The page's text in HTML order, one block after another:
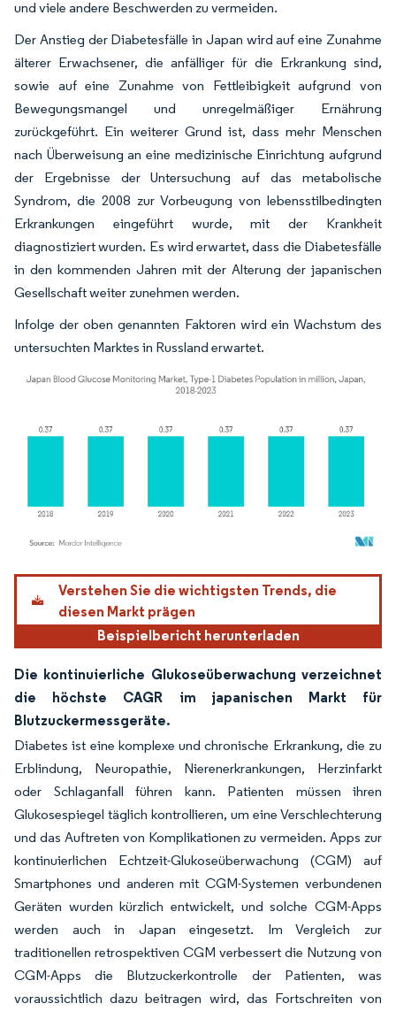
und viele andere Beschwerden zu vermeiden.
Der Anstieg der Diabetesfälle in Japan wird auf eine Zunahme
älterer Erwachsener, die anfälliger für die Erkrankung sind,
sowie auf eine Zunahme von Fettleibigkeit aufgrund von
Bewegungsmangel und unregelmäßiger Ernährung
zurückgeführt. Ein weiterer Grund ist, dass mehr Menschen
nach Überweisung an eine medizinische Einrichtung aufgrund
der Ergebnisse der Untersuchung auf das metabolische
Syndrom, die 2008 zur Vorbeugung von lebensstilbedingten
Erkrankungen eingeführt wurde, mit der Krankheit
diagnostiziert wurden. Es wird erwartet, dass die Diabetesfälle
in den kommenden Jahren mit der Alterung der japanischen
Gesellschaft weiter zunehmen werden.
Infolge der oben genannten Faktoren wird ein Wachstum des
untersuchten Marktes in Russland erwartet.
Bild © Mordor Intelligence. Wiederverwendung erfordert Namensnennung gemäß
Verstehen Sie die wichtigsten Trends, die
diesen Markt prägen
Beispielbericht herunterladen
Die kontinuierliche Glukoseüberwachung verzeichnet
die höchste CAGR im japanischen Markt für
Blutzuckermessgeräte.
Diabetes ist eine komplexe und chronische Erkrankung, die zu
Erblindung, Neuropathie, Nierenerkrankungen, Herzinfarkt
oder Schlaganfall führen kann. Patienten müssen ihren
Glukosespiegel täglich kontrollieren, um eine Verschlechterung
und das Auftreten von Komplikationen zu vermeiden. Apps zur
kontinuierlichen Echtzeit-Glukoseüberwachung (CGM) auf
Smartphones und anderen mit CGM-Systemen verbundenen
Geräten wurden kürzlich entwickelt, und solche CGM-Apps
werden auch in Japan eingesetzt. Im Vergleich zur
traditionellen retrospektiven CGM verbessert die Nutzung von
CGM-Apps die Blutzuckerkontrolle der Patienten, was
voraussichtlich dazu beitragen wird, das Fortschreiten von